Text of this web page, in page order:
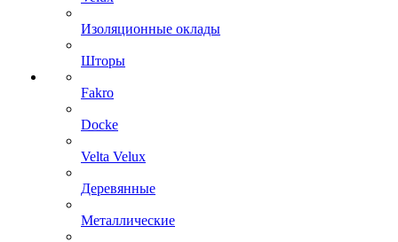
Изоляционные оклады
Шторы
Fakro
Docke
Velta Velux
Деревянные
Металлические